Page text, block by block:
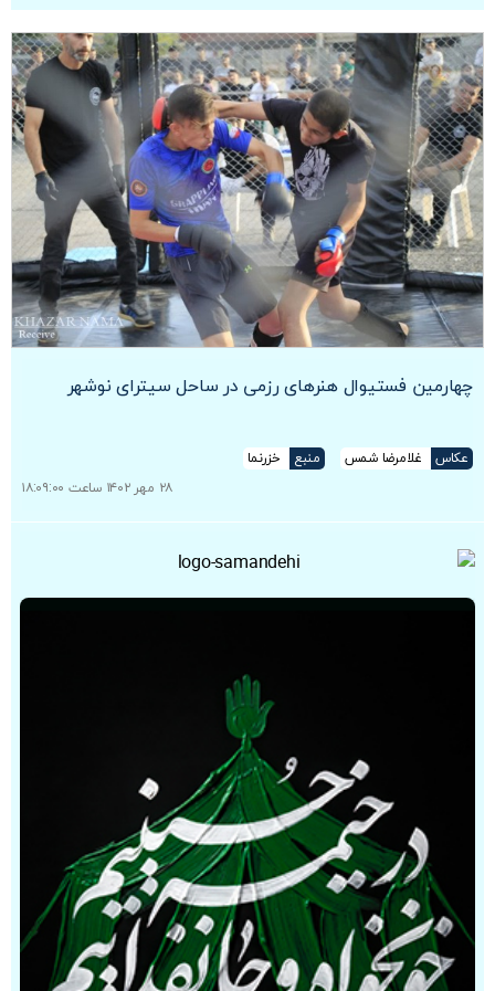
چهارمین فستیوال هنرهای رزمی در ساحل سیترای نوشهر
عکاس غلامرضا شمس منبع
خزرنما
۲۸ مهر ۱۴۰۲ ساعت ۱۸:۰۹:۰۰